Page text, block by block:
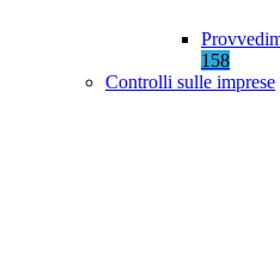
158
Controlli sulle imprese